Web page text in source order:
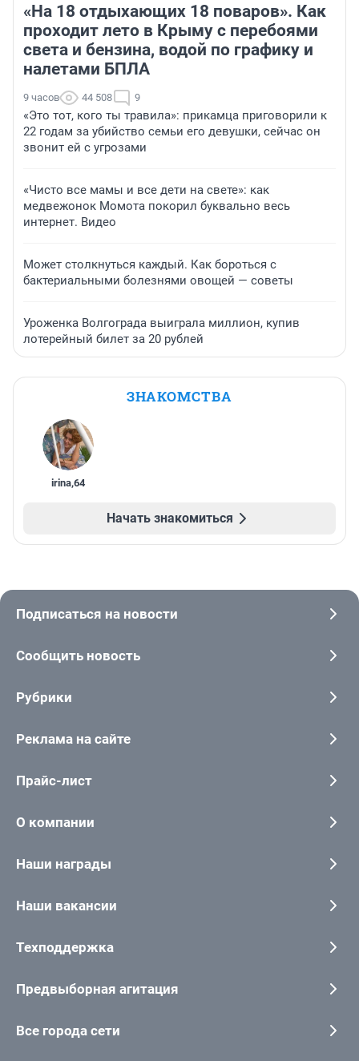
«На 18 отдыхающих 18 поваров». Как
проходит лето в Крыму с перебоями
света и бензина, водой по графику и
налетами БПЛА
9 часов 44 508 9
«Это тот, кого ты травила»: прикамца приговорили к
22 годам за убийство семьи его девушки, сейчас он
звонит ей с угрозами
«Чисто все мамы и все дети на свете»: как
медвежонок Момота покорил буквально весь
интернет. Видео
Может столкнуться каждый. Как бороться с
бактериальными болезнями овощей — советы
Уроженка Волгограда выиграла миллион, купив
лотерейный билет за 20 рублей
ЗНАКОМСТВА
irina,64
Начать знакомиться
Подписаться на новости
Сообщить новость
Рубрики
Реклама на сайте
Прайс-лист
О компании
Наши награды
Наши вакансии
Техподдержка
Предвыборная агитация
Все города сети